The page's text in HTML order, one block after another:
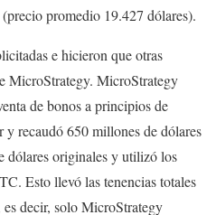
promedio 19.427 dólares).
e hicieron que otras
MicroStrategy. MicroStrategy
de bonos a principios de
recaudó 650 millones de dólares
dólares originales y utilizó los
Esto llevó las tenencias totales
decir, solo MicroStrategy